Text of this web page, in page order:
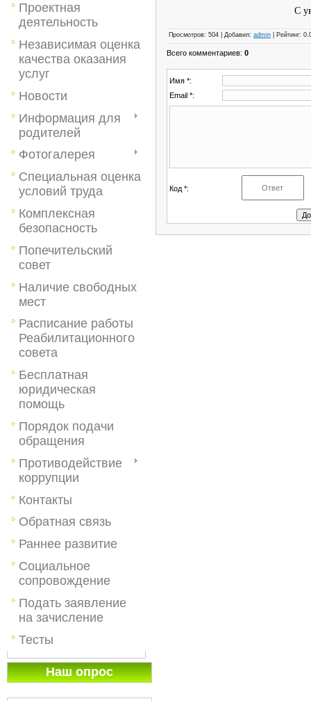
Проектная
деятельность
Независимая оценка
качества оказания
услуг
Новости
Информация для
родителей
Фотогалерея
Специальная оценка
условий труда
Комплексная
безопасность
Попечительский
совет
Наличие свободных
мест
Расписание работы
Реабилитационного
совета
Бесплатная
юридическая
помощь
Порядок подачи
обращения
Противодействие
коррупции
Контакты
Обратная связь
Раннее развитие
Социальное
сопровождение
Подать заявление
на зачисление
Тесты
Наш опрос
С
Просмотров: 504 Добавил: admin Рейтинг:
Всего комментариев: 0
Имя *:
Email *:
Код *: